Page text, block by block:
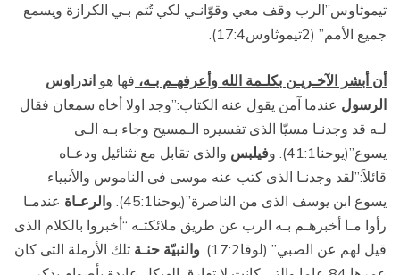
تيموثاوس”الرب وقف معي وقوّانـي لكي تُتم بـي الكرازة ويسمع
جميع الأمم” (2تيموثاوس17:4).
أن أبشر الآخـريـن بكلـمة الله وأعرفهـم بـه، فها هو اندراوس
الرسول عندما آمن يقول عنه الكتاب:”وجد اولا أخاه سمعان فقال
لـه قد وجدنـا مسيّا الذى تفسيره الـمسيح وجاء بـه الـى
يسوع”(يوحنا41:1). و
فيلبس والذى تقابل مع نثنائيل ودعـاه
قائلاً:”لقد وجدنـا الذى كتب عنه موسى فى الناموس والأنبياء
يسوع ابن يوسف الذى من الناصرة”(يوحنا45:1). و
الرعـاة عندمـا
رأوا مـا أخبرهـم بـه الرب عن طريق ملائكتـه “أخبروا بالكلام الذى
قيل لهم عن الصبي” (لوقا17:2).
والنبيّة حنـة تلك الأرملة التى كان